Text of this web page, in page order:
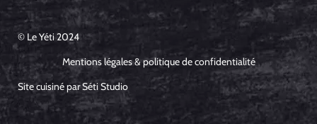
© Le Yéti 2024
Mentions légales & politique de confidentialité
Site cuisiné par Séti Studio